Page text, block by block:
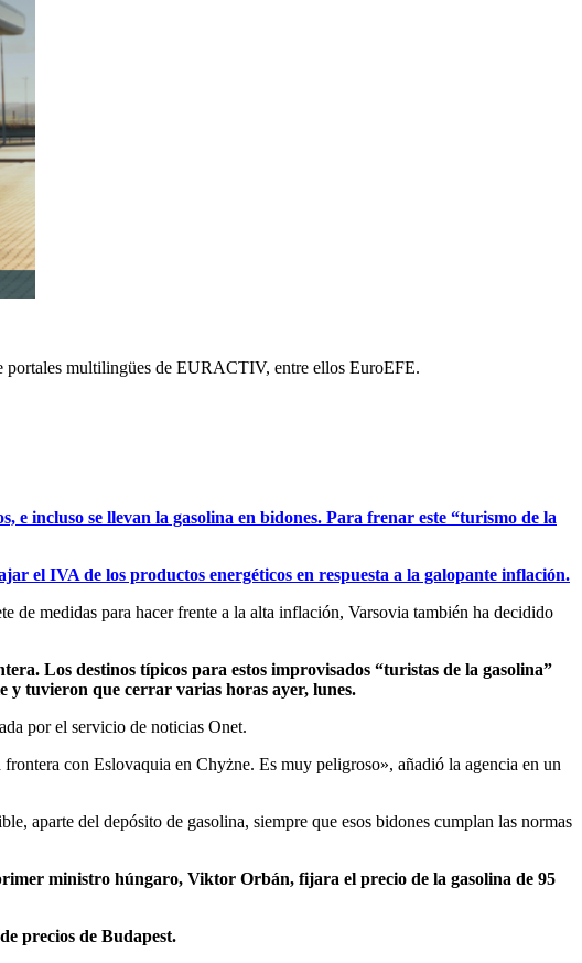
portales multilingües de EURACTIV, entre ellos EuroEFE.
e incluso se llevan la gasolina en bidones. Para frenar este “turismo de la
el IVA de los productos energéticos en respuesta a la galopante inflación.
de medidas para hacer frente a la alta inflación, Varsovia también ha decidido
Los destinos típicos para estos improvisados “turistas de la gasolina”
y tuvieron que cerrar varias horas ayer, lunes.
por el servicio de noticias Onet.
con Eslovaquia en Chyżne. Es muy peligroso», añadió la agencia en un
aparte del depósito de gasolina, siempre que esos bidones cumplan las normas
ministro húngaro, Viktor Orbán, fijara el precio de la gasolina de 95
precios de Budapest.